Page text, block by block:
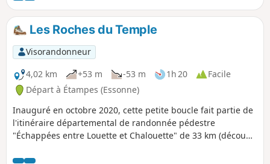
Les Roches du Temple
Visorandonneur
4,02 km
+53 m -53 m 1h 20
Facile
Départ à Étampes (Essonne)
Inauguré en octobre 2020, cette petite boucle fait partie de
l'itinéraire départemental de randonnée pédestre
"Échappées entre Louette et Chalouette" de 33 km (découpé
calcaires mais aussi des zones humides. Une diversité de